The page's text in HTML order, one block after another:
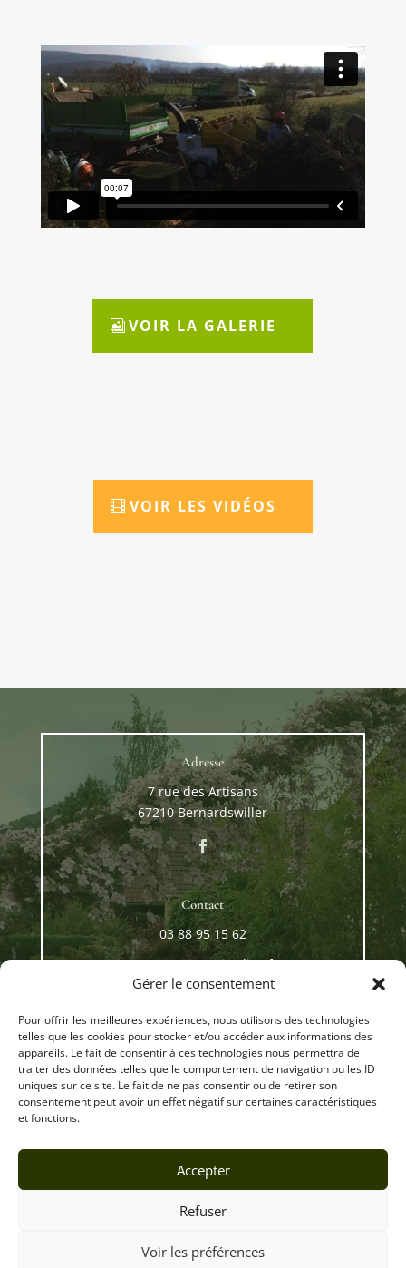
Gérer le consentement
Pour offrir les meilleures expériences, nous utilisons des technologies
telles que les cookies pour stocker et/ou accéder aux informations des
appareils. Le fait de consentir à ces technologies nous permettra de
traiter des données telles que le comportement de navigation ou les ID
uniques sur ce site. Le fait de ne pas consentir ou de retirer son
consentement peut avoir un effet négatif sur certaines caractéristiques
et fonctions.
Accepter
Refuser
Voir les préférences
VOIR LA GALERIE
VOIR LES VIDÉOS
Adresse
7 rue des Artisans
67210 Bernardswiller
Contact
03 88 95 15 62
contact@meyerjardins.fr
DEMANDER UN DEVIS
Politique de confidentialité
Réalisé parWeb67